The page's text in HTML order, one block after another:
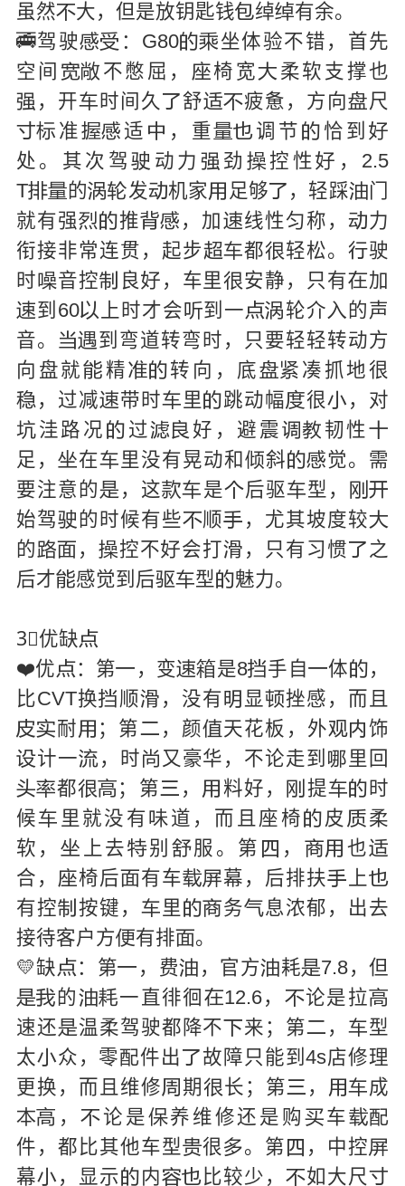
虽然大，但是放钥匙钱绰有余。
🚎驾驶 ：G80坐体验不错，首先
空间  不憋屈， 椅宽 柔软支撑也
 ，开 时间久 舒疲惫，方向尺
 准适  ，重调节  恰到
处。其次驾 动力  劲 控性 ，2.5
T的发机家 足够  ，轻踩 门
就有强 推 ，加线性匀称，力
衔接非常连贯，起步都轻松。驶
时 音控 良 ，车里安静，只有加
到60 上时才会 到一轮介  的声
音。
到弯道转弯时，只要轻轻转动方
向盘就精 转向，底 凑抓地很
 ，过减带时里 跳动幅很 ，对
洼路况  过  好，避震  韧性
足， 在里没有晃动和斜 觉。需
要注意的 ，这是后驱型， 
始驾的时候有些顺 ，尤其坡度较
的 ， 控不会打 ，只有习惯  之
后才感觉到后型 魅力。
3⃣优缺
❤️优：第 ，变是8手自体 ，
比CVT换顺 ，没有  显挫感，而且
耐 ；第 ，颜天花板，外 饰
计一，时 又豪华，不论走到 里回
都 ；第  ，  料好，  提 时
候 里就没有  道，而且座椅 皮 柔
软，  上去别 服。第  ， 也
合， 椅后有车幕，后排扶 上
有控 按键， 里 务息浓郁，出去
接待客户方有排。
💛缺：第 ，费 ，官方 耗7.8，但
的一直徘徊 12.6， 论是拉
速还温柔驾驶都降不 来；第 ，型
太众，零件出 故障只能到4s店修理
更换，而且维修 期 长；第 ， 成
 ，论是养维修还是购 车
件，都比其他车型很。第  ，中控
幕 ，显示 内 比较少，如大尺